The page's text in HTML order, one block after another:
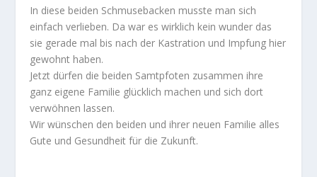
In diese beiden Schmusebacken musste man sich
einfach verlieben. Da war es wirklich kein wunder das
sie gerade mal bis nach der Kastration und Impfung hier
gewohnt haben.
Jetzt dürfen die beiden Samtpfoten zusammen ihre
ganz eigene Familie glücklich machen und sich dort
verwöhnen lassen.
Wir wünschen den beiden und ihrer neuen Familie alles
Gute und Gesundheit für die Zukunft.